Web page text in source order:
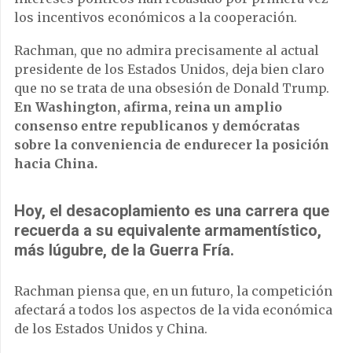
los incentivos económicos a la cooperación.
Rachman, que no admira precisamente al actual
presidente de los Estados Unidos, deja bien claro
que no se trata de una obsesión de Donald Trump.
En Washington, afirma, reina un amplio
consenso entre republicanos y demócratas
sobre la conveniencia de endurecer la posición
hacia China.
Hoy, el desacoplamiento es una carrera que
recuerda a su equivalente armamentístico,
más lúgubre, de la Guerra Fría.
Rachman piensa que, en un futuro, la competición
afectará a todos los aspectos de la vida económica
de los Estados Unidos y China.